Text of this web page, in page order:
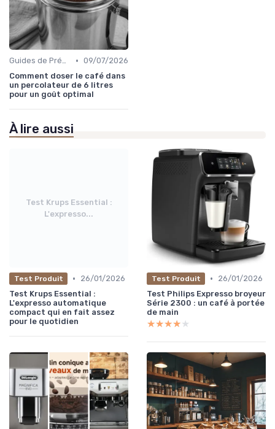
Guides de Préparation • 09/07/2026
Comment doser le café dans
un percolateur de 6 litres
pour un goût optimal
À lire aussi
Test Krups Essential :
L'expresso...
Test Produit •
26/01/2026
Test Krups Essential :
L'expresso automatique
compact qui en fait assez
pour le quotidien
Test Produit •
26/01/2026
Test Philips Expresso broyeur
Série 2300 : un café à portée
de main
★★★★★
★★★★★